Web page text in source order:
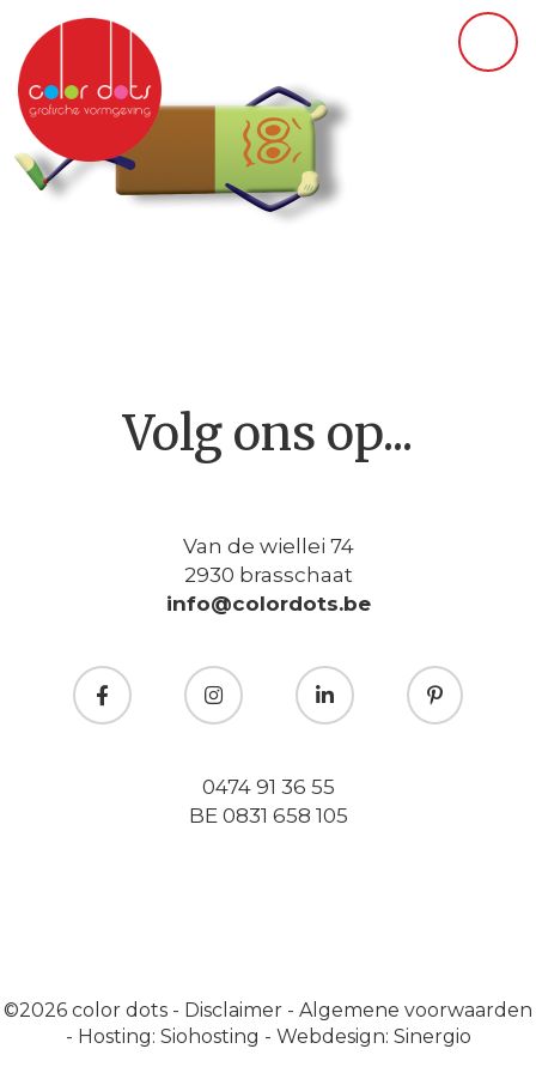
Volg ons op...
Van de wiellei 74
2930 brasschaat
info@colordots.be
0474 91 36 55
BE 0831 658 105
©2026 color dots - Disclaimer - Algemene voorwaarden
- Hosting: Siohosting - Webdesign: Sinergio